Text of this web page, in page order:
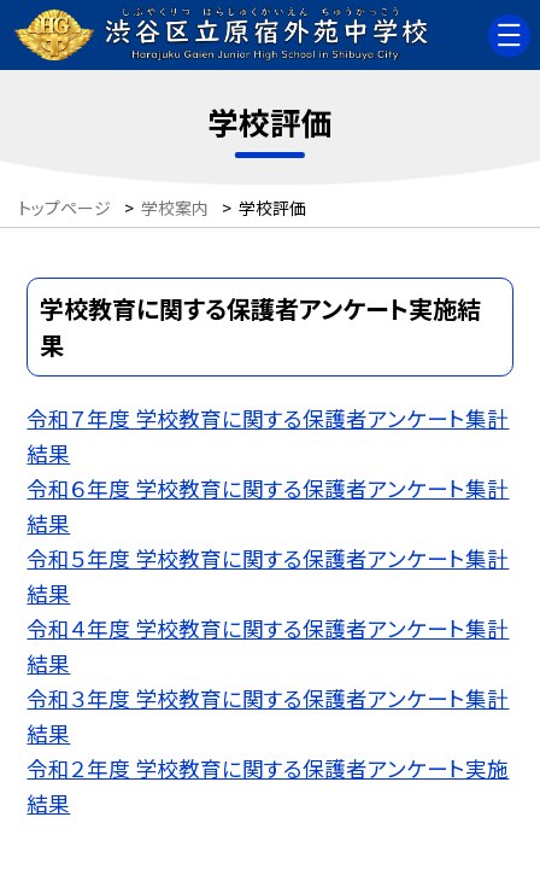
学校評価
トップページ > 学校案内 > 学校評価
学校教育に関する保護者アンケート実施結
果
令和７年度 学校教育に関する保護者アンケート集計
結果
令和６年度 学校教育に関する保護者アンケート集計
結果
令和５年度 学校教育に関する保護者アンケート集計
結果
令和４年度 学校教育に関する保護者アンケート集計
結果
令和３年度 学校教育に関する保護者アンケート集計
結果
令和２年度 学校教育に関する保護者アンケート実施
結果